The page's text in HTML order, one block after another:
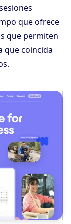
que ofrece
que permiten
que coincida